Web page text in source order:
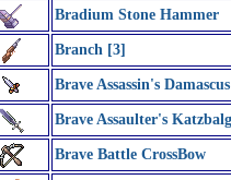
Bradium Stone Hammer
Branch [3]
Brave Assassin's Damascus
Brave Assaulter's
Brave Battle CrossBow